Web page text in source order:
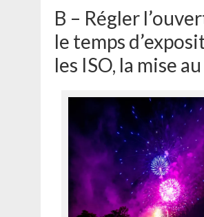
B – Régler
le temps
les ISO, la mise